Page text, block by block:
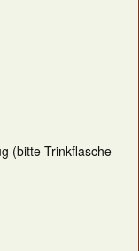
(bitte Trinkflasche